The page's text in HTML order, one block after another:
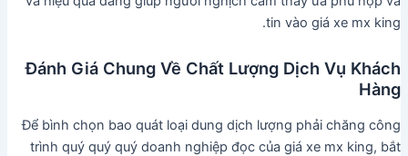
tin vào giá xe mx king.
Đánh Giá Chung Về Chất Lượng Dịch Vụ Khách
Hàng
Để bình chọn bao quát loại dung dịch lượng phải chăng công
trình quý quý quý doanh nghiệp đọc của giá xe mx king, bắt